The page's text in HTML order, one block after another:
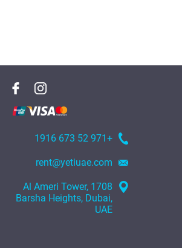
+971 52 673 1916
rent@yetiuae.com
1708 Al Ameri Tower,
Barsha Heights, Dubai,
UAE